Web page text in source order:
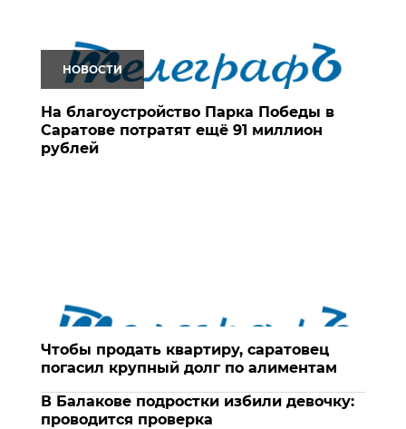
НОВОСТИ
На благоустройство Парка Победы в
Саратове потратят ещё 91 миллион
рублей
Чтобы продать квартиру, саратовец
погасил крупный долг по алиментам
В Балакове подростки избили девочку:
проводится проверка